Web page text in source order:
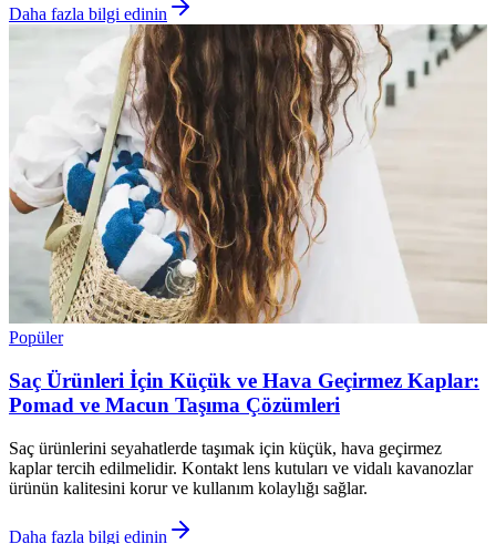
Daha fazla bilgi edinin
Popüler
Saç Ürünleri İçin Küçük ve Hava Geçirmez Kaplar:
Pomad ve Macun Taşıma Çözümleri
Saç ürünlerini seyahatlerde taşımak için küçük, hava geçirmez
kaplar tercih edilmelidir. Kontakt lens kutuları ve vidalı kavanozlar
ürünün kalitesini korur ve kullanım kolaylığı sağlar.
Daha fazla bilgi edinin